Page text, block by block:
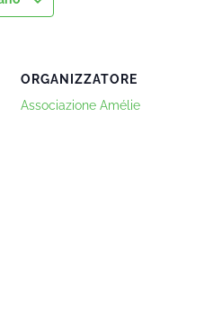
ORGANIZZATORE
Associazione Amélie